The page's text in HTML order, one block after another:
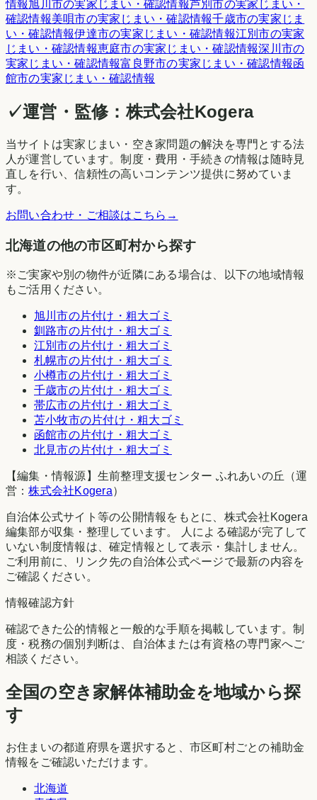
情報旭川市の実家じまい・確認情報芦別市の実家じまい・
確認情報美唄市の実家じまい・確認情報千歳市の実家じま
い・確認情報伊達市の実家じまい・確認情報江別市の実家
じまい・確認情報恵庭市の実家じまい・確認情報深川市の
実家じまい・確認情報富良野市の実家じまい・確認情報函
館市の実家じまい・確認情報
✓運営・監修：株式会社Kogera
当サイトは実家じまい・空き家問題の解決を専門とする法
人が運営しています。制度・費用・手続きの情報は随時見
直しを行い、信頼性の高いコンテンツ提供に努めていま
す。
お問い合わせ・ご相談はこちら →
北海道の他の市区町村から探す
※ご実家や別の物件が近隣にある場合は、以下の地域情報
もご活用ください。
旭川市の片付け・粗大ゴミ
釧路市の片付け・粗大ゴミ
江別市の片付け・粗大ゴミ
札幌市の片付け・粗大ゴミ
小樽市の片付け・粗大ゴミ
千歳市の片付け・粗大ゴミ
帯広市の片付け・粗大ゴミ
苫小牧市の片付け・粗大ゴミ
函館市の片付け・粗大ゴミ
北見市の片付け・粗大ゴミ
【編集・情報源】生前整理支援センター ふれあいの丘（運
営：株式会社Kogera）
自治体公式サイト等の公開情報をもとに、株式会社Kogera
編集部が収集・整理しています。 人による確認が完了して
いない制度情報は、確定情報として表示・集計しません。
ご利用前に、リンク先の自治体公式ページで最新の内容を
ご確認ください。
情報確認方針
確認できた公的情報と一般的な手順を掲載しています。制
度・税務の個別判断は、自治体または有資格の専門家へご
相談ください。
全国の空き家解体補助金を地域から探
す
お住まいの都道府県を選択すると、市区町村ごとの補助金
情報をご確認いただけます。
北海道